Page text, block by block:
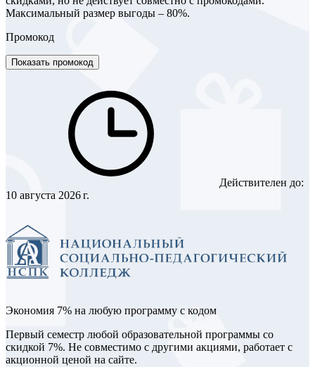
Максимальный размер выгоды – 80%.
Промокод
Показать промокод
Действителен до:
10 августа 2026 г.
Экономия 7% на любую программу с кодом
Первый семестр любой образовательной программы со
скидкой 7%. Не совместимо с другими акциями, работает с
акционной ценой на сайте.